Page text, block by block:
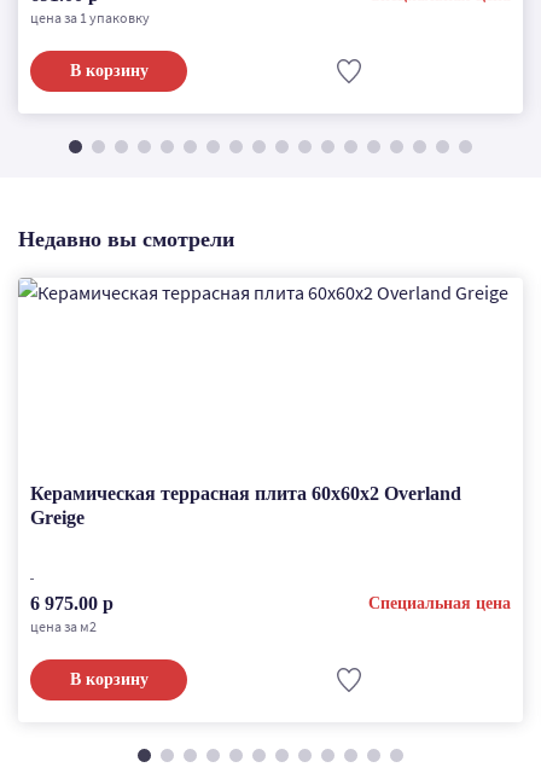
цена за 1 упаковку
В корзину
Недавно вы смотрели
Керамическая террасная плита 60x60x2 Overland
Greige
6 975.00 р
Специальная цена
цена за м2
В корзину